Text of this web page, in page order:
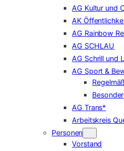
AG Kultur und
AK
AG Rainbow
AG SCHLAU
AG Schrill und
AG Sport &
AG Trans*
Arbeitskreis
Personen
Vorstand